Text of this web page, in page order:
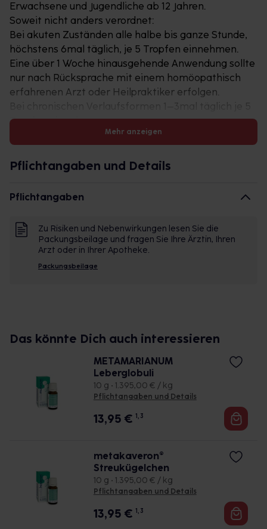
Erwachsene und Jugendliche ab 12 Jahren.
Soweit nicht anders verordnet:
Bei akuten Zuständen alle halbe bis ganze Stunde,
höchstens 6mal täglich, je 5 Tropfen einnehmen.
Eine über 1 Woche hinausgehende Anwendung sollte
nur nach Rücksprache mit einem homöopathisch
erfahrenen Arzt oder Heilpraktiker erfolgen.
Tropfen einnehmen.
Bei Besserung der Beschwerden ist die Häufigkeit
Anwendungsgebiete: Registriertes
einer therapeutischen Indikation.
Enthält 51 mg Alkohol (Ethanol) pro 5 Tropfen,
entsprechend 50 Vol.-%.
Zu Risiken und Nebenwirkungen lesen Sie die
Mehr anzeigen
Pflichtangaben und Details
Pflichtangaben
Zu Risiken und Nebenwirkungen lesen Sie die
Packungsbeilage und fragen Sie Ihre Ärztin, Ihren
Arzt oder in Ihrer Apotheke.
Packungsbeilage
Das könnte Dich auch interessieren
METAMARIANUM
Leberglobuli
10 g • 1.395,00 € / kg
Pflichtangaben und Details
13,95 € 1, 3
metakaveron®
Streukügelchen
10 g • 1.395,00 € / kg
Pflichtangaben und Details
13,95 € 1, 3